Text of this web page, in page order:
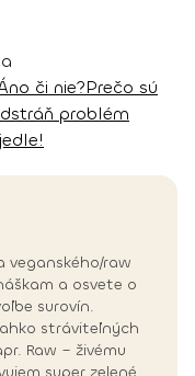
či nie?Prečo sú
problém
veganského/raw
a osvete o
surovín.
stráviteľných
Raw – živému
super zelené